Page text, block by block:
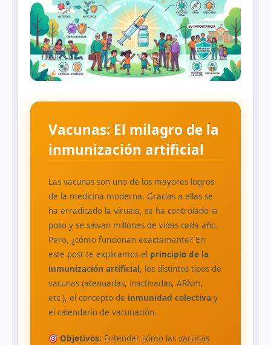
Vacunas: El milagro de la
inmunización artificial
Las vacunas son uno de los mayores logros
de la medicina moderna. Gracias a ellas se
ha erradicado la viruela, se ha controlado la
polio y se salvan millones de vidas cada año.
Pero, ¿cómo funcionan exactamente? En
este post te explicamos el principio de la
inmunización artificial, los distintos tipos de
vacunas (atenuadas, inactivadas, ARNm,
etc.), el concepto de inmunidad colectiva y
el calendario de vacunación.
Objetivos: Entender cómo las vacunas